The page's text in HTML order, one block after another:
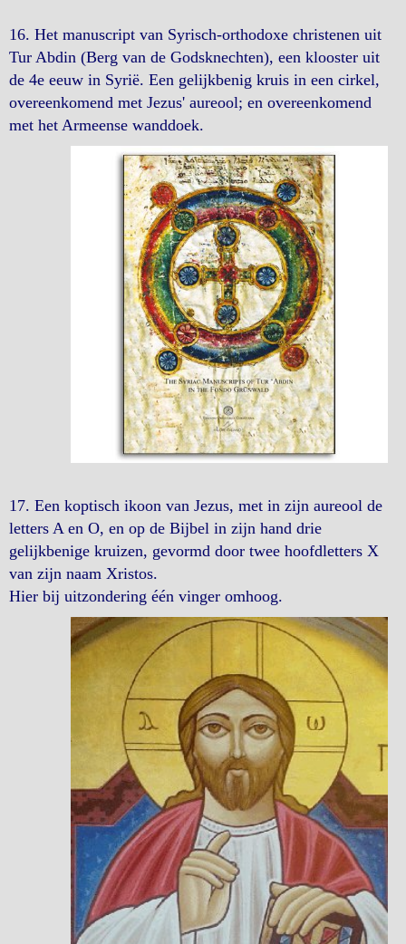
16. Het manuscript van Syrisch-orthodoxe christenen uit
Tur Abdin (Berg van de Godsknechten), een klooster uit
de 4e eeuw in Syrië. Een gelijkbenig kruis in een cirkel,
overeenkomend met Jezus' aureool; en overeenkomend
met het Armeense wanddoek.
17. Een koptisch ikoon van Jezus, met in zijn aureool de
letters A en O, en op de Bijbel in zijn hand drie
gelijkbenige kruizen, gevormd door twee hoofdletters X
van zijn naam Xristos.
Hier bij uitzondering één vinger omhoog.